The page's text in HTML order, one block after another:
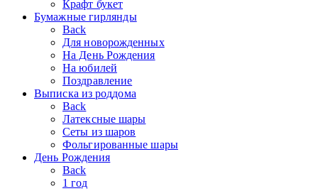
Крафт букет
Бумажные гирлянды
Back
Для новорожденных
На День Рождения
На юбилей
Поздравление
Выписка из роддома
Back
Латексные шары
Сеты из шаров
Фольгированные шары
День Рождения
Back
1 год